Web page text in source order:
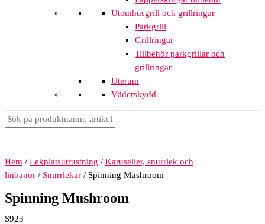
Utomhusgrill och grillringar
Parkgrill
Grillringar
Tillbehör parkgrillar och
grillringar
Uterum
Väderskydd
Hem / Lekplatsutrustning / Karuseller, snurrlek och
linbanor / Snurrlekar / Spinning Mushroom
Spinning Mushroom
S923